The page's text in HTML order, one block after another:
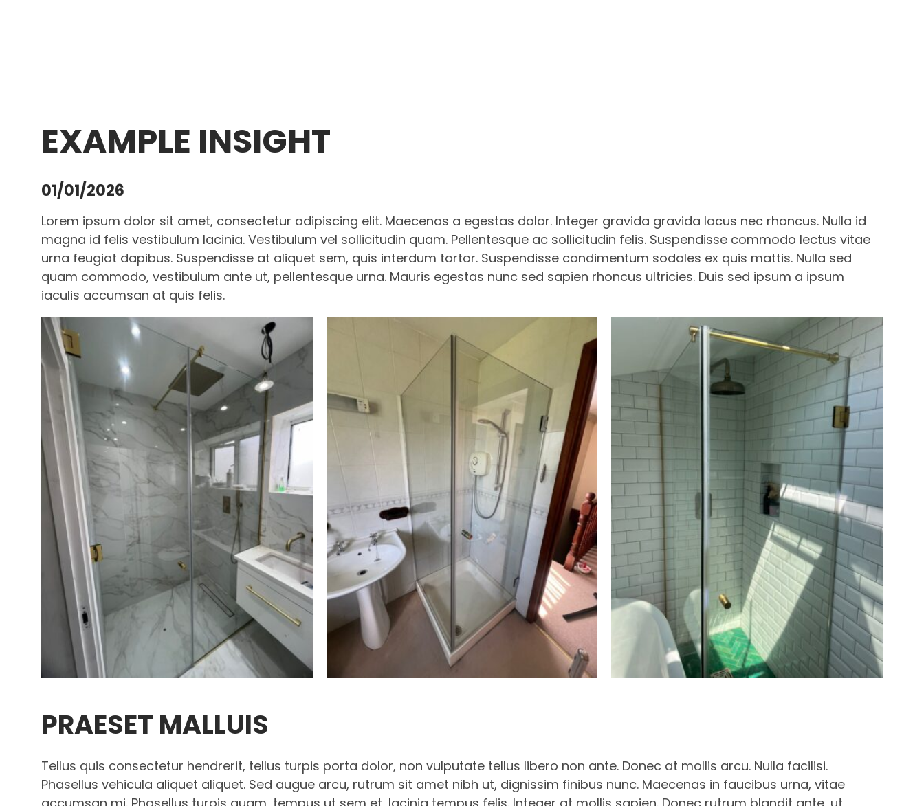
EXAMPLE INSIGHT
01/01/2026
Lorem ipsum dolor sit amet, consectetur adipiscing elit. Maecenas a egestas dolor. Integer gravida gravida lacus nec rhoncus. Nulla id
magna id felis vestibulum lacinia. Vestibulum vel sollicitudin quam. Pellentesque ac sollicitudin felis. Suspendisse commodo lectus vitae
urna feugiat dapibus. Suspendisse at aliquet sem, quis interdum tortor. Suspendisse condimentum sodales ex quis mattis. Nulla sed
quam commodo, vestibulum ante ut, pellentesque urna. Mauris egestas nunc sed sapien rhoncus ultricies. Duis sed ipsum a ipsum
iaculis accumsan at quis felis.
PRAESET MALLUIS
Tellus quis consectetur hendrerit, tellus turpis porta dolor, non vulputate tellus libero non ante. Donec at mollis arcu. Nulla facilisi.
Phasellus vehicula aliquet aliquet. Sed augue arcu, rutrum sit amet nibh ut, dignissim finibus nunc. Maecenas in faucibus urna, vitae